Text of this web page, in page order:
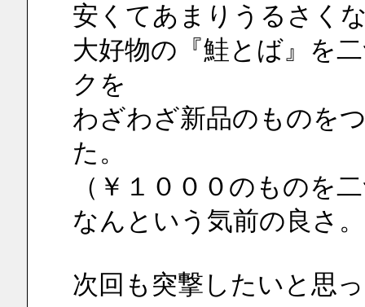
安くてあまりうるさく
大好物の『鮭とば』を
クを
わざわざ新品のものを
た。
（￥１０００のものを
なんという気前の良さ。
次回も突撃したいと思